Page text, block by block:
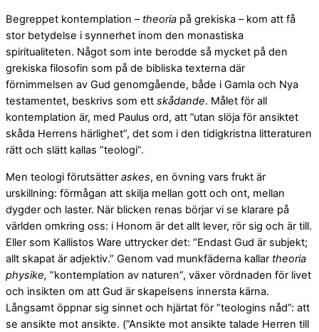
Begreppet kontemplation – theoria på grekiska – kom att få
stor betydelse i synnerhet inom den monastiska
spiritualiteten. Något som inte berodde så mycket på den
grekiska filosofin som på de bibliska texterna där
förnimmelsen av Gud genomgående, både i Gamla och Nya
testamentet, beskrivs som ett skådande. Målet för all
kontemplation är, med Paulus ord, att ”utan slöja för ansiktet
skåda Herrens härlighet”, det som i den tidigkristna litteraturen
rätt och slätt kallas ”teologi”.
Men teologi förutsätter askes, en övning vars frukt är
urskillning: förmågan att skilja mellan gott och ont, mellan
dygder och laster. När blicken renas börjar vi se klarare på
världen omkring oss: i Honom är det allt lever, rör sig och är till.
Eller som Kallistos Ware uttrycker det: “Endast Gud är subjekt;
allt skapat är adjektiv.” Genom vad munkfäderna kallar theoria
physike, ”kontemplation av naturen”, växer vördnaden för livet
och insikten om att Gud är skapelsens innersta kärna.
Långsamt öppnar sig sinnet och hjärtat för ”teologins nåd”: att
se ansikte mot ansikte. (”Ansikte mot ansikte talade Herren till